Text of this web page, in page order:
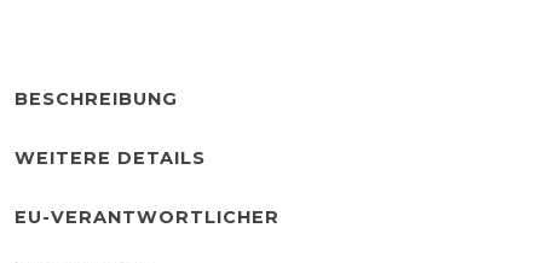
BESCHREIBUNG
WEITERE DETAILS
EU-VERANTWORTLICHER